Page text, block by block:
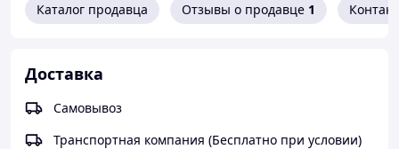
виде диванчика пригодиться когда ваш малыш
Все детали кроватки обработаны безопасными
красками и лаками.
Размер под матрас
Внешние размеры124х65х106 см
Каталог продавца Отзывы о продавце 1
Доставка
Самовывоз
Транспортная компания (Бесплатно при условии)